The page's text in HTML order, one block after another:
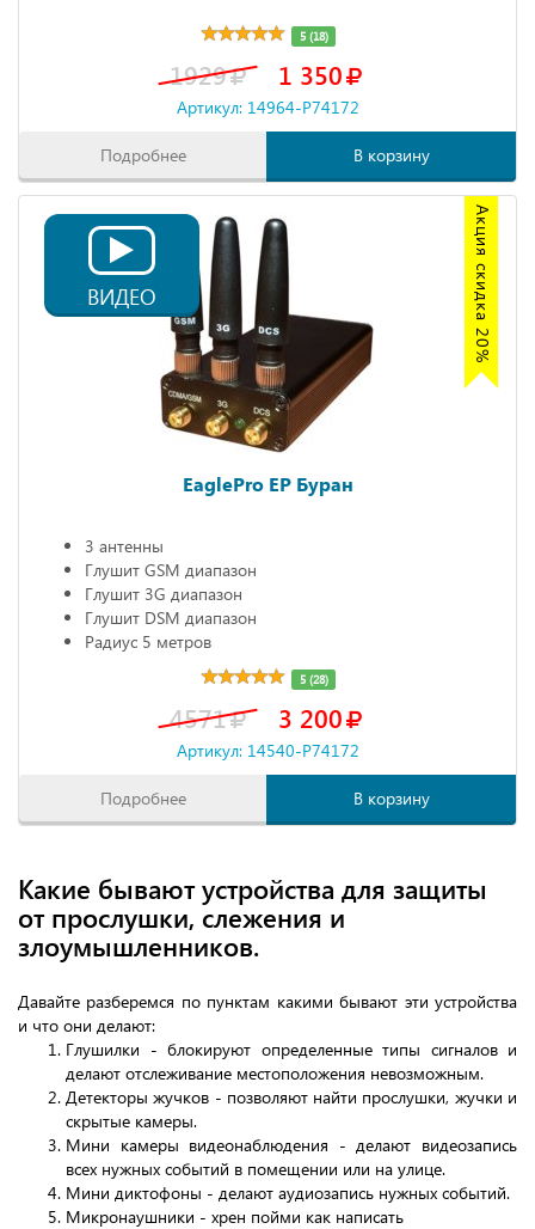
5 (18)
1929 1 350
Артикул: 14964-P74172
Подробнее В корзину
Акция скидка 20%
ВИДЕО
EaglePro EP Буран
3 антенны
Глушит GSM диапазон
Глушит 3G диапазон
Глушит DSM диапазон
Радиус 5 метров
5 (28)
4571 3 200
Артикул: 14540-P74172
Подробнее В корзину
Какие бывают устройства для защиты
от прослушки, слежения и
злоумышленников.
Давайте разберемся по пунктам какими бывают эти устройства
и что они делают:
Глушилки - блокируют определенные типы сигналов и
делают отслеживание местоположения невозможным.
Детекторы жучков - позволяют найти прослушки, жучки и
скрытые камеры.
Мини камеры видеонаблюдения - делают видеозапись
всех нужных событий в помещении или на улице.
Мини диктофоны - делают аудиозапись нужных событий.
Микронаушники - хрен пойми как написать